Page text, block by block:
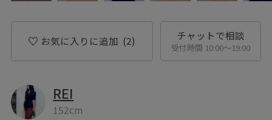
お気に入りに追加 (2) チャットで相談
受付時間 10:00〜19:00
REI
152cm